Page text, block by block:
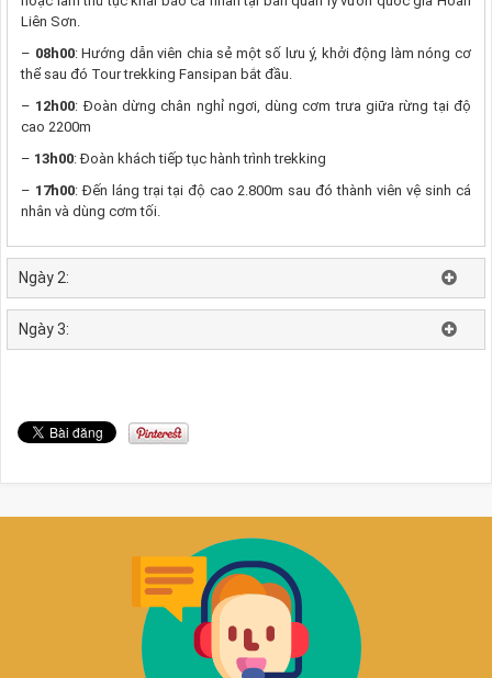
Liên Sơn.
– 08h00: Hướng dẫn viên chia sẻ một số lưu ý, khởi động làm nóng cơ
thể sau đó Tour trekking Fansipan bắt đầu.
– 12h00: Đoàn dừng chân nghỉ ngơi, dùng cơm trưa giữa rừng tại độ
cao 2200m
– 13h00: Đoàn khách tiếp tục hành trình trekking
– 17h00: Đến láng trại tại độ cao 2.800m sau đó thành viên vệ sinh cá
nhân và dùng cơm tối.
Ngày 2:
Ngày 3: